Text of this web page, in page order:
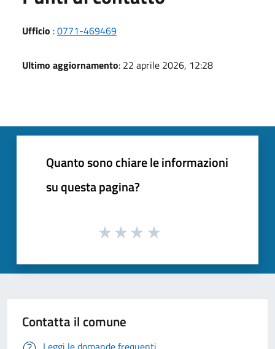
Ufficio :0771-469469
Ultimo aggiornamento: 22 aprile 2026, 12:28
Quanto sono chiare le informazioni
su questa pagina?
Contatta il comune